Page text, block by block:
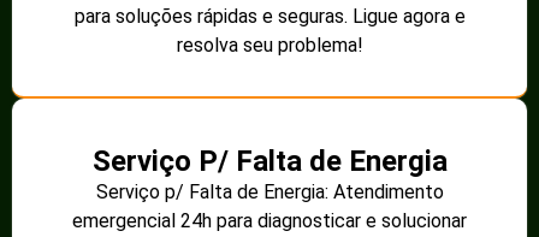
para soluções rápidas e seguras. Ligue agora e
resolva seu problema!
Serviço P/ Falta de Energia
Serviço p/ Falta de Energia: Atendimento
emergencial 24h para diagnosticar e solucionar